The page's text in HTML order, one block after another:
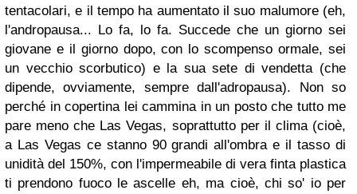
tentacolari, e il tempo ha aumentato il suo malumore (eh,
l'andropausa... Lo fa, lo fa. Succede che un giorno sei
giovane e il giorno dopo, con lo scompenso ormale, sei
un vecchio scorbutico) e la sua sete di vendetta (che
dipende, ovviamente, sempre dall'adropausa). Non so
perché in copertina lei cammina in un posto che tutto me
pare meno che Las Vegas, soprattutto per il clima (cioè,
a Las Vegas ce stanno 90 grandi all'ombra e il tasso di
unidità del 150%, con l'impermeabile di vera finta plastica
ti prendono fuoco le ascelle eh, ma cioè, chi so' io per